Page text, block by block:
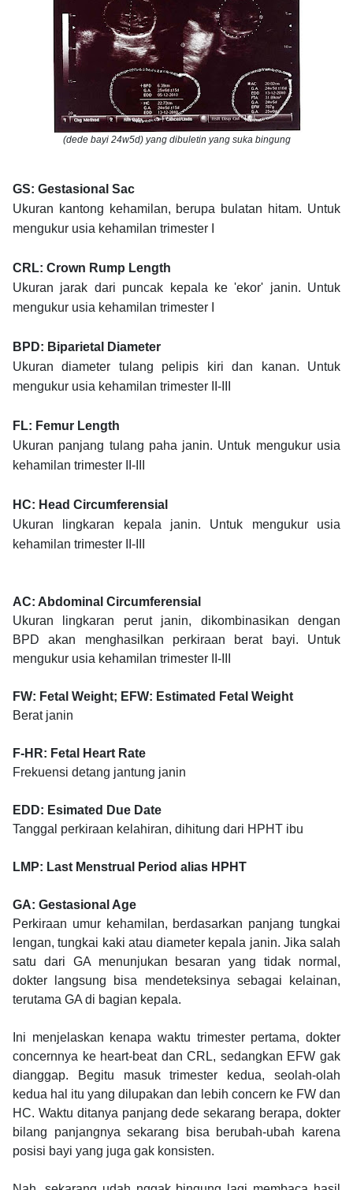
(dede bayi 24w5d) yang dibuletin yang suka bingung
GS: Gestasional Sac
Ukuran kantong kehamilan, berupa bulatan hitam. Untuk
mengukur usia kehamilan trimester I
CRL: Crown Rump Length
Ukuran jarak dari puncak kepala ke 'ekor' janin. Untuk
mengukur usia kehamilan trimester I
BPD: Biparietal Diameter
Ukuran diameter tulang pelipis kiri dan kanan. Untuk
mengukur usia kehamilan trimester II-III
FL: Femur Length
Ukuran panjang tulang paha janin. Untuk mengukur usia
kehamilan trimester II-III
HC: Head Circumferensial
Ukuran lingkaran kepala janin. Untuk mengukur usia
kehamilan trimester II-III
AC: Abdominal Circumferensial
Ukuran lingkaran perut janin, dikombinasikan dengan
BPD akan menghasilkan perkiraan berat bayi. Untuk
mengukur usia kehamilan trimester II-III
FW: Fetal Weight; EFW: Estimated Fetal Weight
Berat janin
F-HR: Fetal Heart Rate
Frekuensi detang jantung janin
EDD: Esimated Due Date
Tanggal perkiraan kelahiran, dihitung dari HPHT ibu
LMP: Last Menstrual Period alias HPHT
GA: Gestasional Age
Perkiraan umur kehamilan, berdasarkan panjang tungkai
lengan, tungkai kaki atau diameter kepala janin. Jika salah
satu dari GA menunjukan besaran yang tidak normal,
dokter langsung bisa mendeteksinya sebagai kelainan,
terutama GA di bagian kepala.
Ini menjelaskan kenapa waktu trimester pertama, dokter
concernnya ke heart-beat dan CRL, sedangkan EFW gak
dianggap. Begitu masuk trimester kedua, seolah-olah
kedua hal itu yang dilupakan dan lebih concern ke FW dan
HC. Waktu ditanya panjang dede sekarang berapa, dokter
bilang panjangnya sekarang bisa berubah-ubah karena
posisi bayi yang juga gak konsisten.